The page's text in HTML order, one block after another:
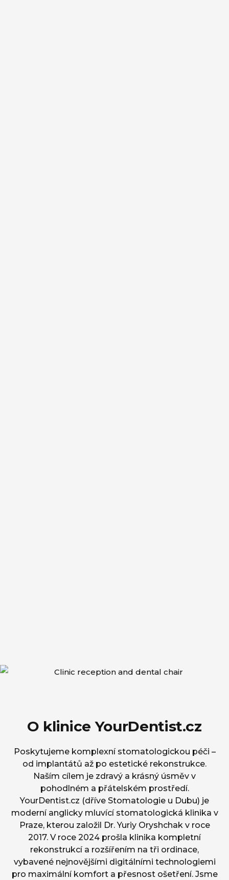
O klinice YourDentist.cz
Poskytujeme komplexní stomatologickou péči –
od implantátů až po estetické rekonstrukce.
Naším cílem je zdravý a krásný úsměv v
pohodlném a přátelském prostředí.
YourDentist.cz (dříve Stomatologie u Dubu) je
moderní anglicky mluvící stomatologická klinika v
Praze, kterou založil Dr. Yuriy Oryshchak v roce
2017. V roce 2024 prošla klinika kompletní
rekonstrukcí a rozšířením na tři ordinace,
vybavené nejnovějšími digitálními technologiemi
pro maximální komfort a přesnost ošetření.Jsme